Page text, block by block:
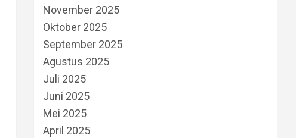
November 2025
Oktober 2025
September 2025
Agustus 2025
Juli 2025
Juni 2025
Mei 2025
April 2025